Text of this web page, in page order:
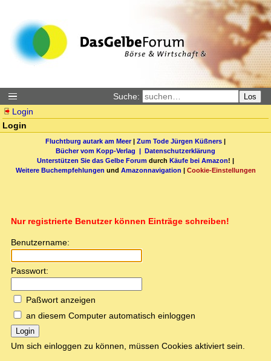
Suche: Los
Login
Login
Fluchtburg autark am Meer| Zum Tode Jürgen Küßners |
Bücher vom Kopp-Verlag | Datenschutzerklärung
Unterstützen Sie das Gelbe Forum durch Käufe bei Amazon! |
Weitere Buchempfehlungen und Amazonnavigation | Cookie-Einstellungen
Nur registrierte Benutzer können Einträge schreiben!
Benutzername:
Passwort:
Paßwort anzeigen
an diesem Computer automatisch einloggen
Login
Um sich einloggen zu können, müssen Cookies aktiviert sein.